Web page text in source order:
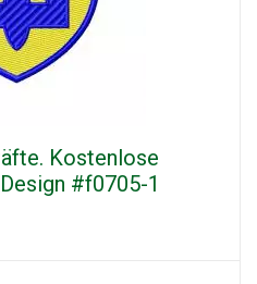
Kostenlose
#f0705-1